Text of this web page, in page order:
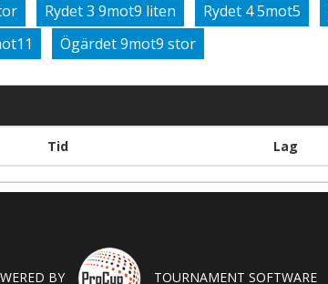
Rydet 3 9mot9 liten Rydet 4 5mot5
Ögärdet 9mot9 stor
Tid Lag
BY TOURNAMENT SOFTWARE